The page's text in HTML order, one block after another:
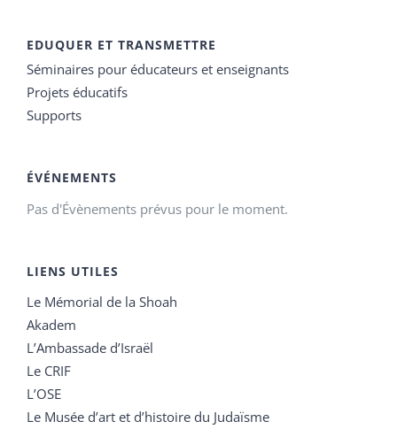
EDUQUER ET TRANSMETTRE
Séminaires pour éducateurs et enseignants
Projets éducatifs
Supports
ÉVÉNEMENTS
Pas d'Évènements prévus pour le moment.
LIENS UTILES
Le Mémorial de la Shoah
Akadem
L’Ambassade d’Israël
Le CRIF
L’OSE
Le Musée d’art et d’histoire du Judaïsme